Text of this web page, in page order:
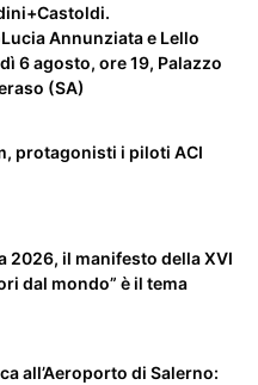
Annunziata e Lello
6 agosto, ore 19, Palazzo
(SA)
protagonisti i piloti ACI
2026, il manifesto della XVI
dal mondo” è il tema
all’Aeroporto di Salerno: